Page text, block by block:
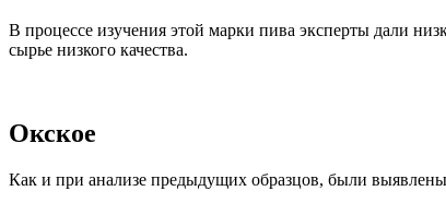
В процессе изучения этой марки пива эксперты дали
сырье низкого качества.
Окское
Как и при анализе предыдущих образцов, были